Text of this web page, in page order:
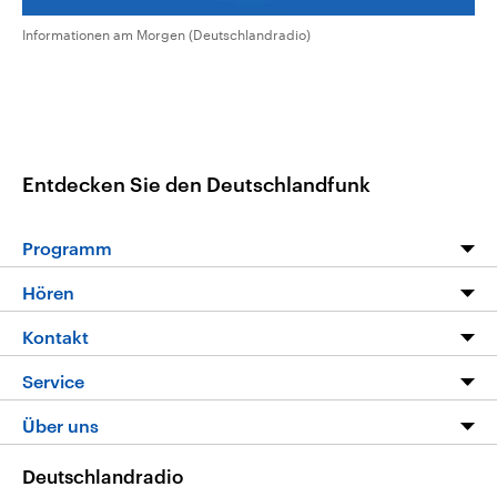
Informationen am Morgen (Deutschlandradio)
Entdecken Sie den Deutschlandfunk
Programm
Programm
Die Nachrichten
Nachrichtenleicht
Neue Beiträge auf dlf.de
Hören
Livestream
Podcasts
Deutschlandfunk App
Nachrichten App
Kontakt
Hörerservice
Service
FAQ
Veranstaltungen
Über uns
Deutschlandradio